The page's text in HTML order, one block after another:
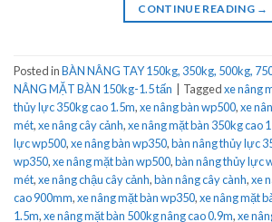
CONTINUE READING →
Posted inBÀN NÂNG TAY 150kg, 350kg, 500kg,
NÂNG MẶT BÀN 150kg-1.5 tấn
Taggedxe nâng
thủy lực 350kg cao 1.5m,xe nâng bàn wp500,xe
mét,xe nâng cây cảnh,xe nâng mặt bàn 350kg cao
lực wp500,xe nâng bàn wp350,bàn nâng thủy lực
wp350,xe nâng mặt bàn wp500,bàn nâng thủy lực
mét,xe nâng chậu cây cảnh,bàn nâng cây cành,xe
cao 900mm,xe nâng mặt bàn wp350,xe nâng mặt
1.5m,xe nâng mặt bàn 500kg nâng cao 0.9m,xe